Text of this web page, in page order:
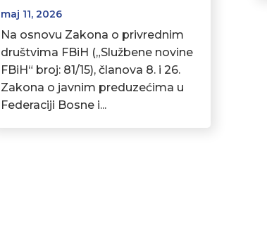
maj 11, 2026
Na osnovu Zakona o privrednim
društvima FBiH („Službene novine
FBiH“ broj: 81/15), članova 8. i 26.
Zakona o javnim preduzećima u
Federaciji Bosne i...